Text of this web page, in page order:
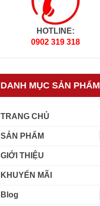
HOTLINE:
0902 319 318
DANH MỤC SẢN PHẨM
TRANG CHỦ
SẢN PHẨM
GIỚI THIỆU
KHUYẾN MÃI
Blog